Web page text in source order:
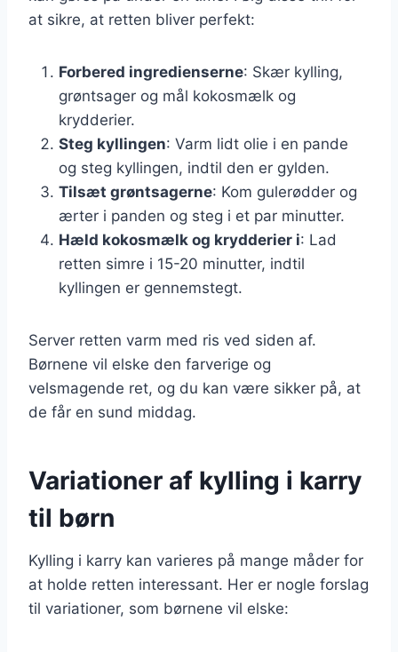
at sikre, at retten bliver perfekt:
Forbered ingredienserne: Skær kylling,
grøntsager og mål kokosmælk og
krydderier.
Steg kyllingen: Varm lidt olie i en pande
og steg kyllingen, indtil den er gylden.
Tilsæt grøntsagerne: Kom gulerødder og
ærter i panden og steg i et par minutter.
Hæld kokosmælk og krydderier i: Lad
retten simre i 15-20 minutter, indtil
kyllingen er gennemstegt.
Server retten varm med ris ved siden af.
Børnene vil elske den farverige og
velsmagende ret, og du kan være sikker på, at
de får en sund middag.
Variationer af kylling i karry
til børn
Kylling i karry kan varieres på mange måder for
at holde retten interessant. Her er nogle forslag
til variationer, som børnene vil elske: